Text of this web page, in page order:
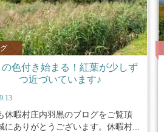
色付き始まる！紅葉が少しず
つ近づいています♪
休暇村庄内羽黒のブログをご覧頂
にありがとうございます。休暇村...